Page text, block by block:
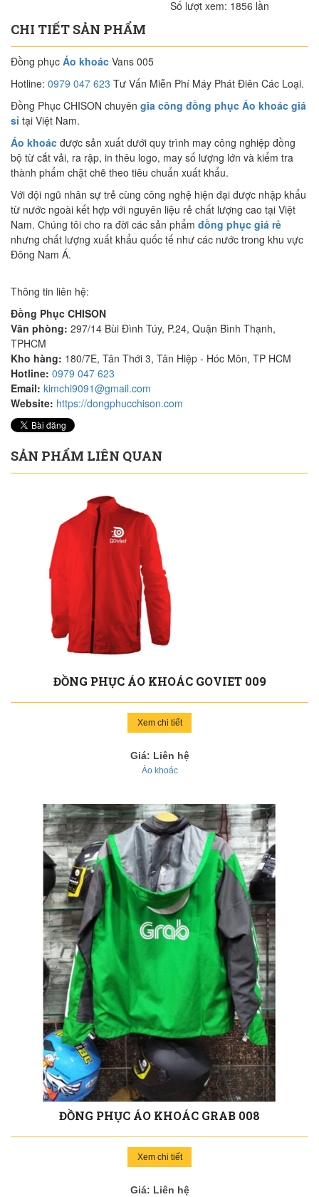
Số lượt xem: 1856 lần
CHI TIẾT SẢN PHẨM
Đồng phục Áo khoác Vans 005
Hotline: 0979 047 623 Tư Vấn Miễn Phí Máy Phát Điên Các Loại.
Đồng Phục CHISON chuyên gia công đồng phục Áo khoác giá
sỉ tại Việt Nam.
Áo khoác được sản xuất dưới quy trình may công nghiệp đồng
bộ từ cắt vải, ra rập, in thêu logo, may số lượng lớn và kiểm tra
thành phẩm chặt chẽ theo tiêu chuẩn xuất khẩu.
Với đội ngũ nhân sự trẻ cùng công nghệ hiện đại được nhập khẩu
từ nước ngoài kết hợp với nguyên liệu rẻ chất lượng cao tại Việt
Nam. Chúng tôi cho ra đời các sản phẩm đồng phục giá rẻ
nhưng chất lượng xuất khẩu quốc tế như các nước trong khu vực
Đông Nam Á.
Thông tin liên hệ:
Đồng Phục CHISON
Văn phòng: 297/14 Bùi Đình Túy, P.24, Quận Bình Thạnh,
TPHCM
Kho hàng: 180/7E, Tân Thới 3, Tân Hiệp - Hóc Môn, TP HCM
Hotline: 0979 047 623
Email: kimchi9091@gmail.com
Website: https://dongphucchison.com
SẢN PHẨM LIÊN QUAN
ĐỒNG PHỤC ÁO KHOÁC GOVIET 009
Xem chi tiết
Giá: Liên hệ
Áo khoác
ĐỒNG PHỤC ÁO KHOÁC GRAB 008
Xem chi tiết
Giá: Liên hệ